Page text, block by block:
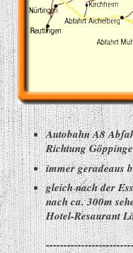
Autobahn A8
Richtung
immer geradeaus
gleich nach der
nach ca. 300m
Hotel-Resaurant